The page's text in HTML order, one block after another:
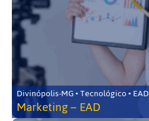
Divinópolis-MG • Tecnológico • EAD
Marketing – EAD